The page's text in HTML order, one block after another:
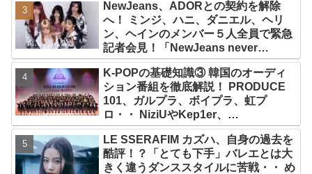
『AMORTAGE』もリリース
NewJeans、ADORとの契約を解除
へ！ ミンジ、ハニ、ダニエル、ヘリ
ン、ヘインのメンバー５人全員で緊急
記者会見！「NewJeans never
dies!」と微笑みの宣言！ ADOR側、
2029年まで契約有効と主張
K-POPの基礎知識③ 韓国のオーディ
ション番組を徹底解説！ PRODUCE
101、ガルプラ、ボイプラ、虹プ
ロ・・ NiziUやKep1er、
ZEROBASEONEら人気グループが
続々と誕生！ JO1やINI、ME:Iを生ん
だ日プまで一挙紹介
LE SSERAFIM カズハ、自身の過去を
酷評！？「とても下手」バレエとは大
きく違うダンススタイルに苦戦・・ め